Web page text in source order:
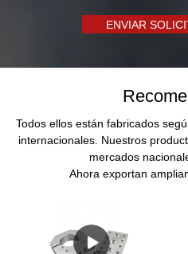
ENVIAR
Todos ellos están fabricados
internacionales. Nuestros
mercados
Ahora exportan